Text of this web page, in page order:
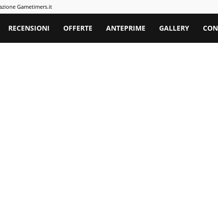
Gametimers.it
RECENSIONI OFFERTE ANTEPRIME GALLERY